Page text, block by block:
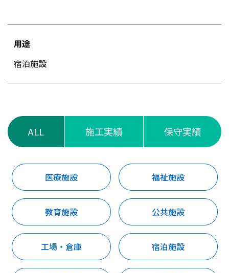
用途
宿泊施設
ALL 施工実績 保守実績
医療施設 福祉施設
教育施設 公共施設
工場・倉庫 宿泊施設